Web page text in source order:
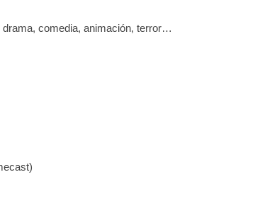
comedia, animación, terror…